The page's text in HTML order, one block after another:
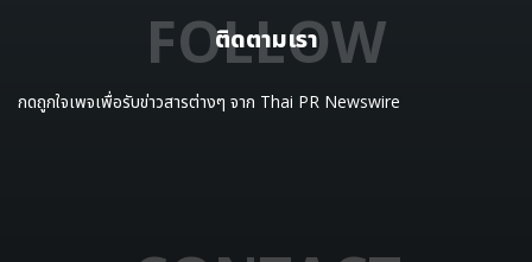
ติดตามเรา
FOLLOW
กดถูกใจเพจเพื่อรับข่าวสารต่างๆ จาก Thai PR Newswire